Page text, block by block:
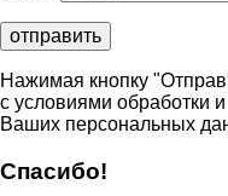
Нажимая кнопку
с условиями обработки
Ваших персональных
Спасибо!